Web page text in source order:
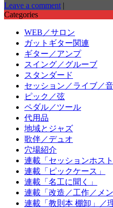
Leave a comment |
Categories
WEB／サロン
ガットギター関連
ギター／アンプ
スイング／グルーブ
スタンダード
セッション／ライブ／
ピック／弦
ペダル／ツール
代用品
地域とジャズ
歌伴／デュオ
穴場紹介
連載「セッションホスト
連載「ピックケース」
連載「名工に聞く」
連載「改造／工作／メン
連載「教則本 棚卸」／